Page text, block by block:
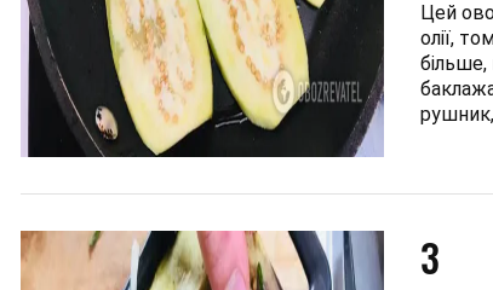
Цей
олії,
3